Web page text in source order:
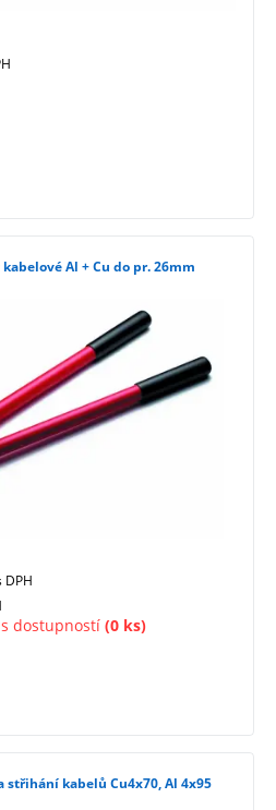
Al + Cu do pr. 26mm
DPH
dostupností (0 ks)
Cimco 120168 kleště na střihání kabelů Cu4x70, Al 4x95